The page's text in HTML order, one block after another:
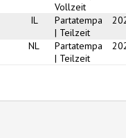
Vollzeit
IL
Partatempa
| Teilzeit
NL
Partatempa
| Teilzeit